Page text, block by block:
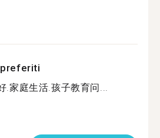
.家庭生活.孩子教育问...